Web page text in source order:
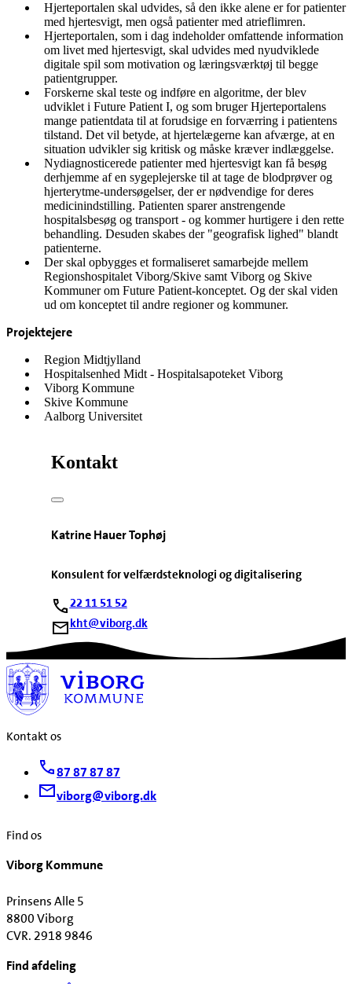
Hjerteportalen skal udvides, så den ikke alene er for patienter
med hjertesvigt, men også patienter med atrieflimren.
Hjerteportalen, som i dag indeholder omfattende information
om livet med hjertesvigt, skal udvides med nyudviklede
digitale spil som motivation og læringsværktøj til begge
patientgrupper.
Forskerne skal teste og indføre en algoritme, der blev
udviklet i Future Patient I, og som bruger Hjerteportalens
mange patientdata til at forudsige en forværring i patientens
tilstand. Det vil betyde, at hjertelægerne kan afværge, at en
situation udvikler sig kritisk og måske kræver indlæggelse.
Nydiagnosticerede patienter med hjertesvigt kan få besøg
derhjemme af en sygeplejerske til at tage de blodprøver og
hjerterytme-undersøgelser, der er nødvendige for deres
medicinindstilling. Patienten sparer anstrengende
hospitalsbesøg og transport - og kommer hurtigere i den rette
behandling. Desuden skabes der "geografisk lighed" blandt
patienterne.
Der skal opbygges et formaliseret samarbejde mellem
Regionshospitalet Viborg/Skive samt Viborg og Skive
Kommuner om Future Patient-konceptet. Og der skal viden
ud om konceptet til andre regioner og kommuner.
Projektejere
Region Midtjylland
Hospitalsenhed Midt - Hospitalsapoteket Viborg
Viborg Kommune
Skive Kommune
Aalborg Universitet
Kontakt
Katrine Hauer Tophøj
Konsulent for velfærdsteknologi og digitalisering
22 11 51 52
kht@viborg.dk
Kontakt os
87 87 87 87
viborg@viborg.dk
Find os
Viborg Kommune
Prinsens Alle 5
8800 Viborg
CVR. 2918 9846
Find afdeling